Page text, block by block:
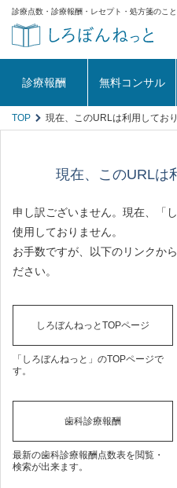
診療点数・診療報酬・レセプト・処方箋のこ
診療報酬 無料コンサル
TOP 現在、このURLは利用してお
現在、このURLは
申し訳ございません。現在、「
使用しておりません。
お手数ですが、以下のリンクか
ださい。
しろぼんねっとTOPページ
「しろぼんねっと」のTOPページで
す。
歯科診療報酬
最新の歯科診療報酬点数表を閲覧・
検索が出来ます。